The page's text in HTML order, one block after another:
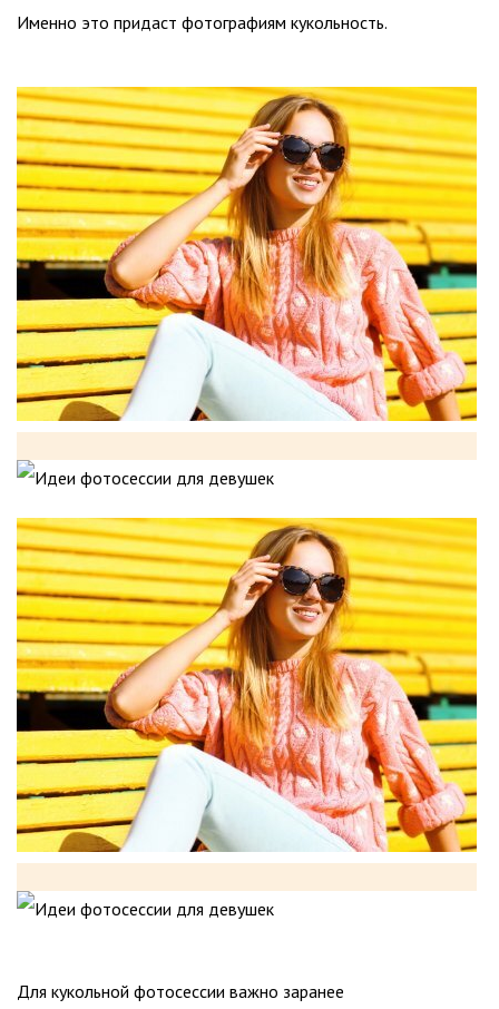
Именно это придаст фотографиям кукольность.
Для кукольной фотосессии важно заранее